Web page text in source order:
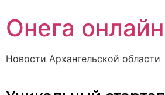
Онега онлайн
Новости Архангельской области